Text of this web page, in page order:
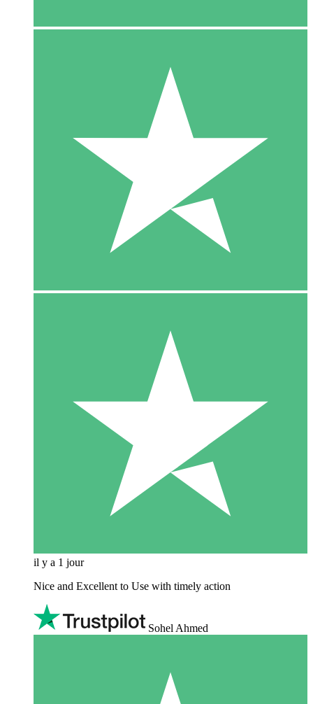
il y a 1 jour
Nice and Excellent to Use with timely action
Sohel Ahmed